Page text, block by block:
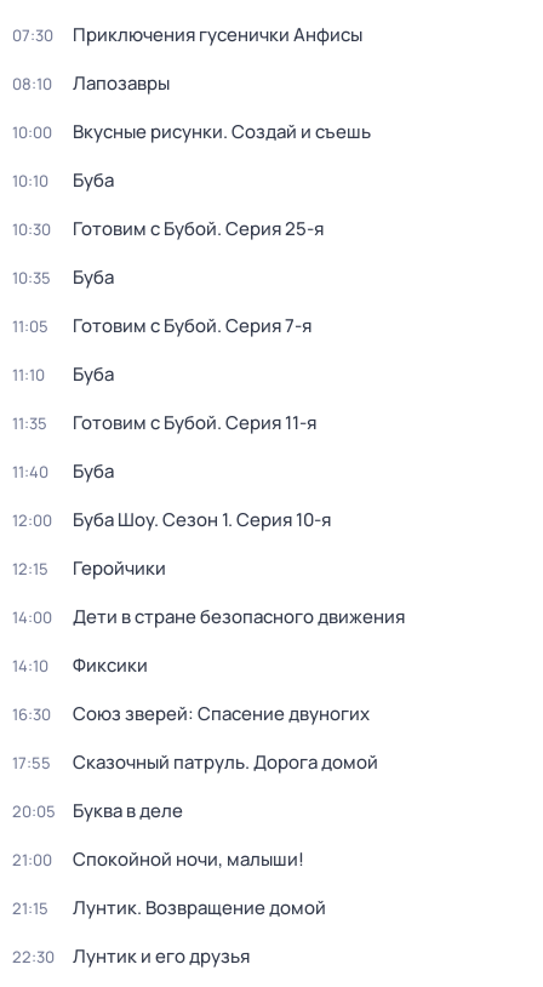
07:30 Приключения гусенички Анфисы
08:10 Лапозавры
10:00 Вкусные рисунки. Создай и съешь
10:10 Буба
10:30 Готовим с Бубой. Серия 25-я
10:35 Буба
11:05 Готовим с Бубой. Серия 7-я
11:10 Буба
11:35 Готовим с Бубой. Серия 11-я
11:40 Буба
12:00 Буба Шоу. Сезон 1. Серия 10-я
12:15 Геройчики
14:00 Дети в стране безопасного движения
14:10 Фиксики
16:30 Союз зверей: Спасение двуногих
17:55 Сказочный патруль. Дорога домой
20:05 Буква в деле
21:00 Спокойной ночи, малыши!
21:15 Лунтик. Возвращение домой
22:30 Лунтик и его друзья